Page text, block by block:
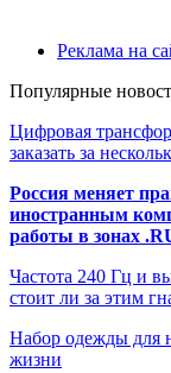
Реклама на
Популярные
Цифровая
заказать за
Россия меняет
иностранным
работы в зонах
Частота 240 Гц и
стоит ли за этим
Набор одежды для
жизни